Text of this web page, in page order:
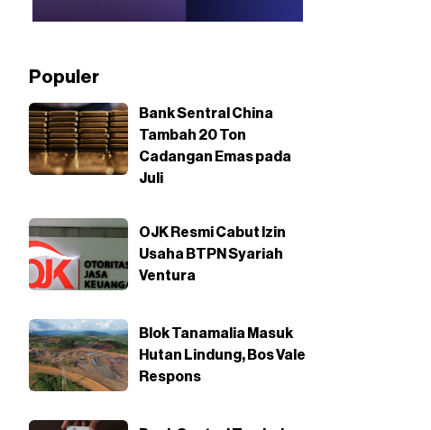
Populer
Bank Sentral China
Tambah 20 Ton
Cadangan Emas pada
Juli
OJK Resmi Cabut Izin
Usaha BTPN Syariah
Ventura
Blok Tanamalia Masuk
Hutan Lindung, Bos Vale
Respons